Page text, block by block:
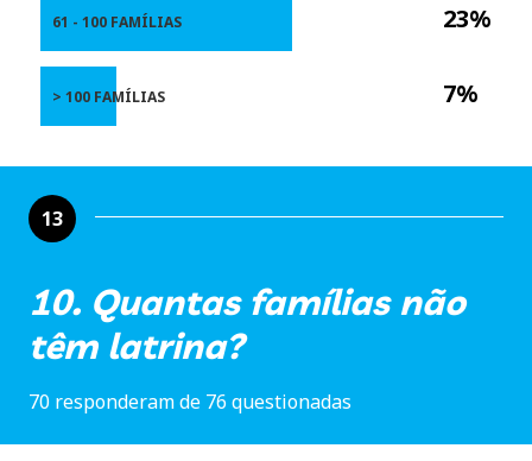
23%
7%
61 - 100 FAMÍLIAS
> 100 FAMÍLIAS
13
10. Quantas famílias não
têm latrina?
70 responderam de 76 questionadas